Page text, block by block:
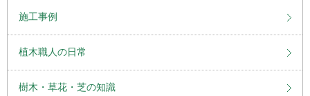
施工事例
植木職人の日常
樹木・草花・芝の知識